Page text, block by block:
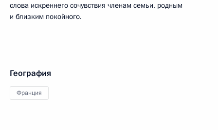
слова искреннего сочувствия членам семьи, родным
и близким покойного.
География
Франция